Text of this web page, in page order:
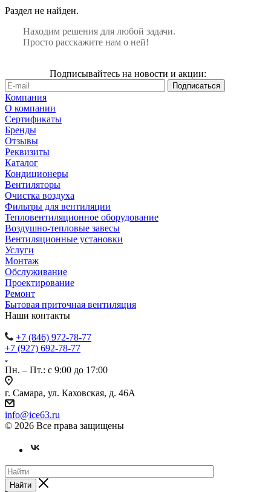
Раздел не найден.
Находим решения для любой задачи.
Просто расскажите нам о ней!
Подписывайтесь на новости и акции:
Компания
О компании
Сертификаты
Бренды
Отзывы
Реквизиты
Каталог
Кондиционеры
Вентиляторы
Очистка воздуха
Фильтры для вентиляции
Тепловентиляционное оборудование
Воздушно-тепловые завесы
Вентиляционные установки
Услуги
Монтаж
Обслуживание
Проектирование
Ремонт
Бытовая приточная вентиляция
Наши контакты
+7 (846) 972-78-77
+7 (927) 692-78-77
Пн. – Пт.: с 9:00 до 17:00
г. Самара, ул. Каховская, д. 46А
info@ice63.ru
© 2026 Все права защищены
Найти